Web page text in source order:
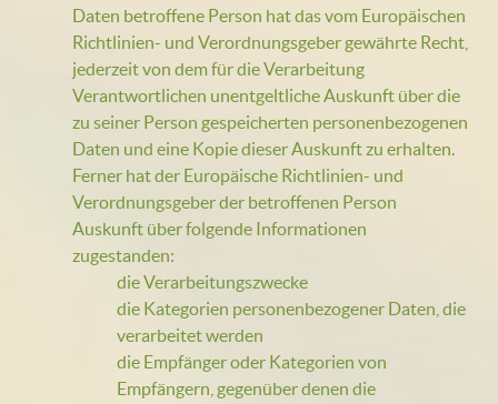
Daten betroffene Person hat das vom Europäischen
Richtlinien- und Verordnungsgeber gewährte Recht,
jederzeit von dem für die Verarbeitung
Verantwortlichen unentgeltliche Auskunft über die
zu seiner Person gespeicherten personenbezogenen
Daten und eine Kopie dieser Auskunft zu erhalten.
Ferner hat der Europäische Richtlinien- und
Verordnungsgeber der betroffenen Person
Auskunft über folgende Informationen
zugestanden:
die Verarbeitungszwecke
die Kategorien personenbezogener Daten, die
verarbeitet werden
die Empfänger oder Kategorien von
Empfängern, gegenüber denen die